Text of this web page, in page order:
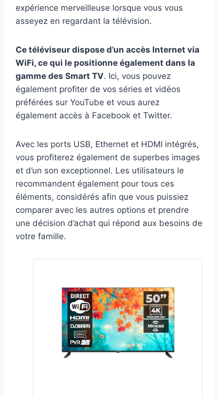
expérience merveilleuse lorsque vous vous
asseyez en regardant la télévision.
Ce téléviseur dispose d’un accès Internet via
WiFi, ce qui le positionne également dans la
gamme des Smart TV. Ici, vous pouvez
également profiter de vos séries et vidéos
préférées sur YouTube et vous aurez
également accès à Facebook et Twitter.
Avec les ports USB, Ethernet et HDMI intégrés,
vous profiterez également de superbes images
et d’un son exceptionnel. Les utilisateurs le
recommandent également pour tous ces
éléments, considérés afin que vous puissiez
comparer avec les autres options et prendre
une décision d’achat qui répond aux besoins de
votre famille.